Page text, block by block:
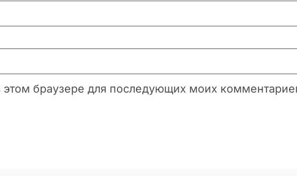
этом браузере для последующих моих